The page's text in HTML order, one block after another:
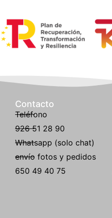
Contacto
Teléfono
926 51 28 90
Whatsapp (solo chat)
envío fotos y pedidos
650 49 40 75